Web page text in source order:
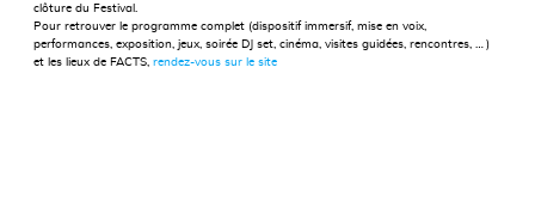
clôture du Festival.
Pour retrouver le programme complet (dispositif immersif, mise en voix,
performances, exposition, jeux, soirée DJ set, cinéma, visites guidées, rencontres, … )
et les lieux de FACTS,rendez-vous sur le site